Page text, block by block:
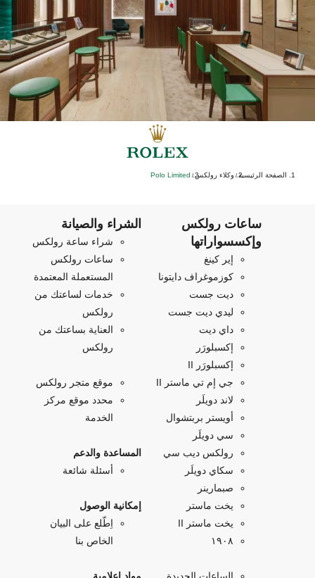
الصفحة الرئيسية/ وكلاء رولكس/
‭Polo Limited‬
ساعات رولكس
وإكسسواراتها
إير كينغ
كوزموغراف دايتونا
ديت جست
ليدي ديت جست
داي ديت
إكسبلورَر
إكسبلورَر II
جي إم تي ماستر II
لاند دويلَر
أويستر بربتشوال
سي دويلَر
رولكس ديب سي
سكاي دويلَر
صبمارينر
يخت ماستر
يخت ماستر II
۱۹۰۸
الشراء والصيانة
شراء ساعة رولكس
ساعات رولكس
المستعملة المعتمدة
خدمات لساعتك من
رولكس
العناية بساعتك من
رولكس
موقع متجر رولكس
محدد موقع مركز
الخدمة
المساعدة والدعم
أسئلة شائعة
إمكانية الوصول
اِطّلع على البيان
الخاص بنا